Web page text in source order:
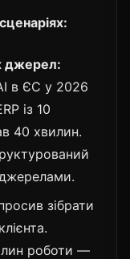
джерел:
в ЄС у 2026
із 10
40 хвилин.
зібрати
роботи —